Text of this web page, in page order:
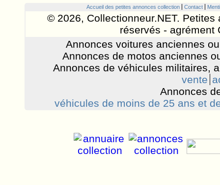
Accueil des petites annonces collection Contact
© 2026, Collectionneur.NET.
réservés - agrément
Annonces voitures anciennes
Annonces de motos anciennes
Annonces de véhicules militaires,
vente
Annonces
véhicules de moins de 25 ans et